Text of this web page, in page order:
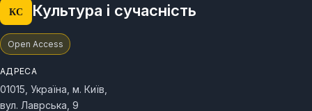
КС Культура і сучасність
Open Access
АДРЕСА
01015, Україна, м. Київ,
вул. Лаврська, 9